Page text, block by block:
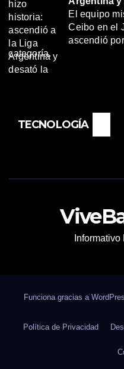
El equipo
Ceibo en el
ascendió
categoría.
TECNOLOGÍA
Funciona gracias a
Política de Privacidad